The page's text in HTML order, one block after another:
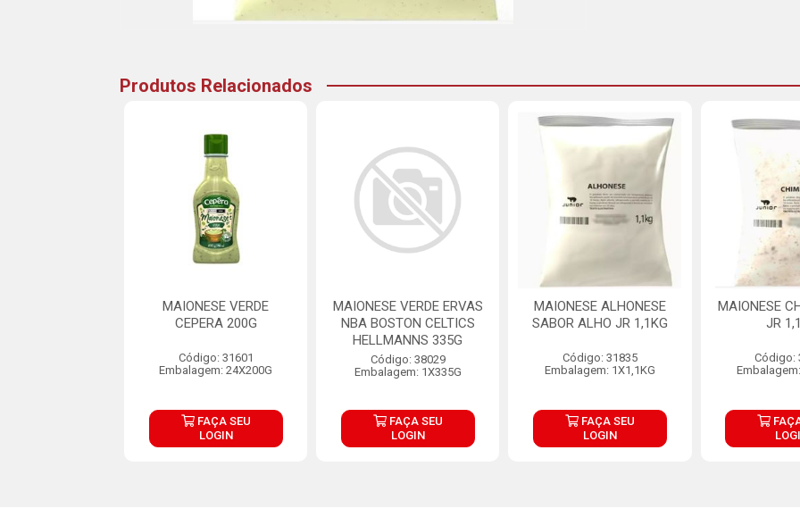
Produtos Relacionados
MAIONESE VERDE
CEPERA 200G
Código: 31601
Embalagem: 24X200G
FAÇA SEU
LOGIN
MAIONESE VERDE ERVAS
NBA BOSTON CELTICS
HELLMANNS 335G
Código: 38029
Embalagem: 1X335G
FAÇA SEU
LOGIN
MAIONESE ALHONESE
SABOR ALHO JR 1,1KG
Código: 31835
Embalagem: 1X1,1KG
FAÇA SEU
LOGIN
MAIONESE
JR
Código: